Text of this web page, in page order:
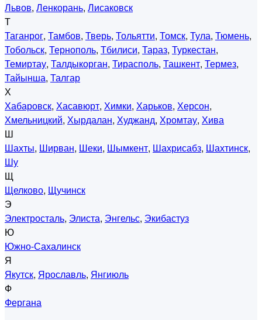
Львов, Ленкорань, Лисаковск
Т
Таганрог, Тамбов, Тверь, Тольятти, Томск, Тула, Тюмень,
Тобольск, Тернополь, Тбилиси, Тараз, Туркестан,
Темиртау, Талдыкорган, Тирасполь, Ташкент, Термез,
Тайынша, Талгар
Х
Хабаровск, Хасавюрт, Химки, Харьков, Херсон,
Хмельницкий, Хырдалан, Худжанд, Хромтау, Хива
Ш
Шахты, Ширван, Шеки, Шымкент, Шахрисабз, Шахтинск,
Шу
Щ
Щелково, Щучинск
Э
Электросталь, Элиста, Энгельс, Экибастуз
Ю
Южно-Сахалинск
Я
Якутск, Ярославль, Янгиюль
Ф
Фергана